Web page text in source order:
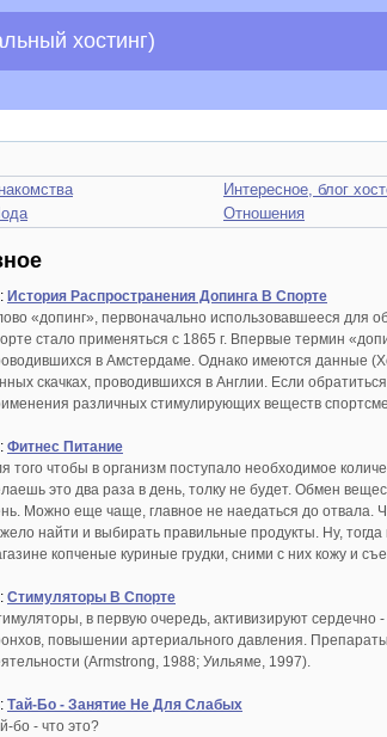
хостинг)
Интересное, блог
Отношения
История Распространения Допинга В Спорте
«допинг», первоначально использовавшееся для
стало применяться с 1865 г. Впервые термин
в Амстердаме. Однако имеются данные
скачках, проводившихся в Англии. Если
различных стимулирующих веществ
Фитнес Питание
того чтобы в организм поступало необходимое
это два раза в день, толку не будет. Обмен
Можно еще чаще, главное не наедаться до отвала.
найти и выбирать правильные продукты. Ну,
копченые куриные грудки, сними с них кожу и
Стимуляторы В Спорте
в первую очередь, активизируют сердечно
повышении артериального давления.
(Armstrong, 1988; Уильяме, 1997).
Тай-Бо - Занятие Не Для Слабых
бо - что это?